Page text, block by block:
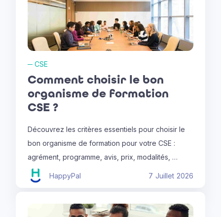
─ CSE
Comment choisir le bon
organisme de formation
CSE ?
Découvrez les critères essentiels pour choisir le
bon organisme de formation pour votre CSE :
agrément, programme, avis, prix, modalités, …
HappyPal 7 Juillet 2026